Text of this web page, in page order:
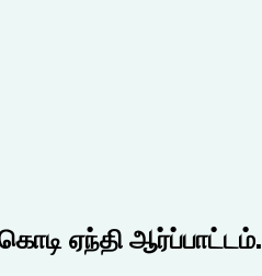
ஏந்தி ஆர்ப்பாட்டம்.